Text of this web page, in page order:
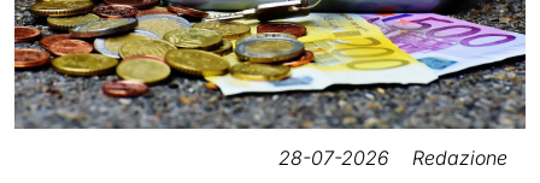
28-07-2026 Redazione